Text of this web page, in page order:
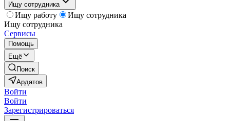
Ищу сотрудника
Ищу работу
Ищу сотрудника
Ищу сотрудника
Сервисы
Помощь
Ещё
Поиск
Ардатов
Войти
Войти
Зарегистрироваться